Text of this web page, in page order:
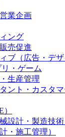
業企画
ング
売促進
ブ（広告・デザ
・ゲーム
生産管理
ント・カスタ
設計・製造技術
・施工管理）